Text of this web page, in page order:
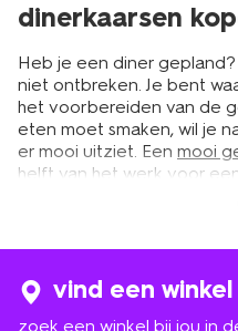
dinerkaarsen
Heb je een diner
niet ontbreken. Je bent
het voorbereiden van de
eten moet smaken, wil je
er mooi uitziet. Een mooi
helft van het werk voor
dinerkaarsen creëer je
tafel. Bij HEMA vind je een
zitten er mooie
af met een bijpassend
vind een winkel
zoek een winkel bij jou in